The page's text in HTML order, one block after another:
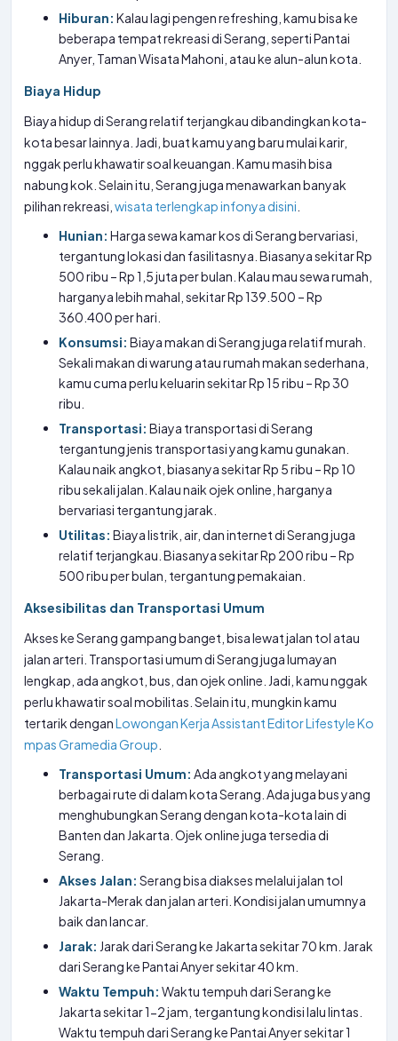
Hiburan: Kalau lagi pengen refreshing, kamu bisa ke
beberapa tempat rekreasi di Serang, seperti Pantai
Anyer, Taman Wisata Mahoni, atau ke alun-alun kota.
Biaya Hidup
Biaya hidup di Serang relatif terjangkau dibandingkan kota-
kota besar lainnya. Jadi, buat kamu yang baru mulai karir,
nggak perlu khawatir soal keuangan. Kamu masih bisa
nabung kok. Selain itu, Serang juga menawarkan banyak
pilihan rekreasi, wisata terlengkap infonya disini
Hunian: Harga sewa kamar kos di Serang bervariasi,
tergantung lokasi dan fasilitasnya. Biasanya sekitar Rp
500 ribu – Rp 1,5 juta per bulan. Kalau mau sewa rumah,
harganya lebih mahal, sekitar Rp 139.500 – Rp
360.400 per hari.
Konsumsi: Biaya makan di Serang juga relatif murah.
Sekali makan di warung atau rumah makan sederhana,
kamu cuma perlu keluarin sekitar Rp 15 ribu – Rp 30
ribu.
Transportasi: Biaya transportasi di Serang
tergantung jenis transportasi yang kamu gunakan.
Kalau naik angkot, biasanya sekitar Rp 5 ribu – Rp 10
ribu sekali jalan. Kalau naik ojek online, harganya
bervariasi tergantung jarak.
Utilitas: Biaya listrik, air, dan internet di Serang juga
relatif terjangkau. Biasanya sekitar Rp 200 ribu – Rp
500 ribu per bulan, tergantung pemakaian.
Aksesibilitas dan Transportasi Umum
Akses ke Serang gampang banget, bisa lewat jalan tol atau
jalan arteri. Transportasi umum di Serang juga lumayan
lengkap, ada angkot, bus, dan ojek online. Jadi, kamu nggak
perlu khawatir soal mobilitas. Selain itu, mungkin kamu
tertarik denganLowongan Kerja Assistant Editor Lifestyle Ko
mpas Gramedia Group
Transportasi Umum: Ada angkot yang melayani
berbagai rute di dalam kota Serang. Ada juga bus yang
menghubungkan Serang dengan kota-kota lain di
Banten dan Jakarta. Ojek online juga tersedia di
Serang.
Akses Jalan: Serang bisa diakses melalui jalan tol
Jakarta-Merak dan jalan arteri. Kondisi jalan umumnya
baik dan lancar.
Jarak: Jarak dari Serang ke Jakarta sekitar 70 km. Jarak
dari Serang ke Pantai Anyer sekitar 40 km.
Waktu Tempuh: Waktu tempuh dari Serang ke
Jakarta sekitar 1-2 jam, tergantung kondisi lalu lintas.
Waktu tempuh dari Serang ke Pantai Anyer sekitar 1